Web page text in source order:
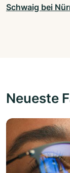
Schwaig bei
Neueste